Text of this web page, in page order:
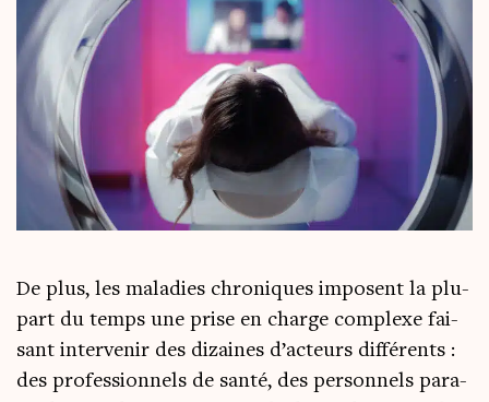
De plus, les mala­dies chro­niques imposent la plu­
part du temps une prise en charge com­plexe fai­
sant inter­ve­nir des dizaines d’acteurs dif­fé­rents :
des pro­fes­sion­nels de san­té, des per­son­nels para­